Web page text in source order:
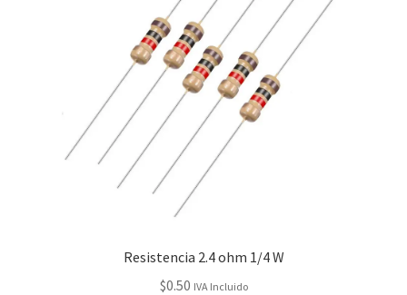
Resistencia 2.4 ohm 1/4 W
$0.50 IVA Incluido